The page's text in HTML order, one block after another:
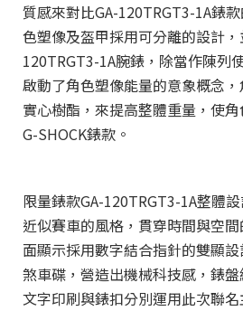
質感來對比GA-120TRGT3-1A錶
色塑像及盔甲採用可分離的設計，
120TRGT3-1A腕錶，除當作陳列
啟動了角色塑像能量的意象概念
實心樹酯，來提高整體重量，使
G-SHOCK錶款。
限量錶款GA-120TRGT3-1A整體
近似賽車的風格，貫穿時間與空
面顯示採用數字結合指針的雙顯
煞車碟，營造出機械科技感，錶
文字印刷與錶扣分別運用此次聯